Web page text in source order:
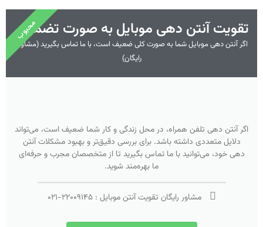
تقویت آنتن دهی موبایل به صورت تضمینی
اگر آنتن دهی موبایل شما به صورت کلی ضعیف است، با ما تماس بگیرید (مشاوره
رایگان)
اگر آنتن دهی تلفن همراه، در محل زندگی و کار شما ضعیف است، می‌تواند
دلایل متعددی داشته باشد. برای بررسی دقیق‌تر و بهبود مشکلات آنتن
دهی خود، می‌توانید با ما تماس بگیرید تا از متخصصان مجرب و حرفه‌ای
ما بهره‌مند شوید.
مشاور رایگان تقویت آنتن موبایل :۲۲۰۰۹۱۴۵-۰۲۱
محبوب